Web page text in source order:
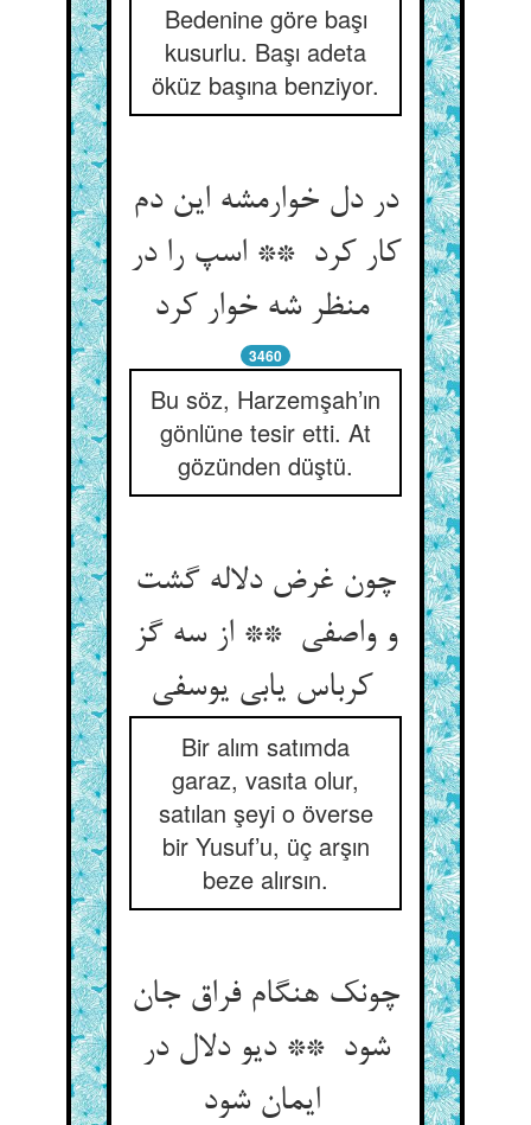
Bedenine göre başı
kusurlu. Başı adeta
öküz başına benziyor.
در دل خوارمشه این دم
کار کرد ** اسپ را در
منظر شه خوار کرد
3460
Bu söz, Harzemşah’ın
gönlüne tesir etti. At
gözünden düştü.
چون غرض دلاله گشت
و واصفی ** از سه گز
کرباس یابی یوسفی
Bir alım satımda
garaz, vasıta olur,
satılan şeyi o överse
bir Yusuf’u, üç arşın
beze alırsın.
چونک هنگام فراق جان
شود ** دیو دلال در
ایمان شود